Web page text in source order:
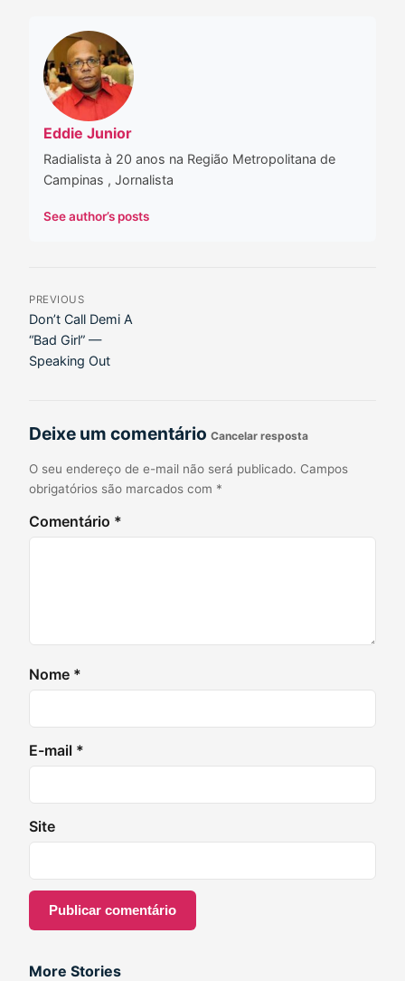
Eddie Junior
Radialista à 20 anos na Região Metropolitana de
Campinas , Jornalista
See author’s posts
PREVIOUS
Don’t Call Demi A
“Bad Girl” —
Speaking Out
Deixe um comentário Cancelar resposta
O seu endereço de e-mail não será publicado. Campos
obrigatórios são marcados com *
Comentário *
Nome *
E-mail *
Site
More Stories